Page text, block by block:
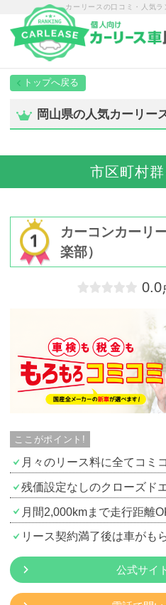
カーリースの口コミ・人気
トップページ
エリア別ランキング
エリア別店舗一覧
お役立ち記事
岡山県の人気カーリー
市区町村
カーコンカーリ
楽部）
0.0
ここがポイント!
月々のリース料に全てコミ
残価設定なしのクローズド
月間2,000kmまで走行距離
リース契約満了後は車がも
公式サイ